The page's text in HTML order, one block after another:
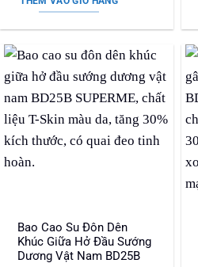
430.000 ₫.
Bao Cao Su Đôn Dên
Khúc Giữa Hở Đầu Sướng
Dương Vật Nam BD25B